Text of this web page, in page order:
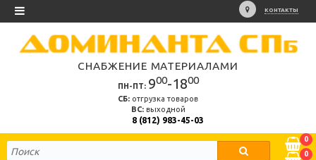
КОНТАКТЫ
СНАБЖЕНИЕ МАТЕРИАЛАМИ
ПН-ПТ: 900-1800
СБ: отгрузка товаров
ВС:выходной
8 (812) 983-45-03
0
0